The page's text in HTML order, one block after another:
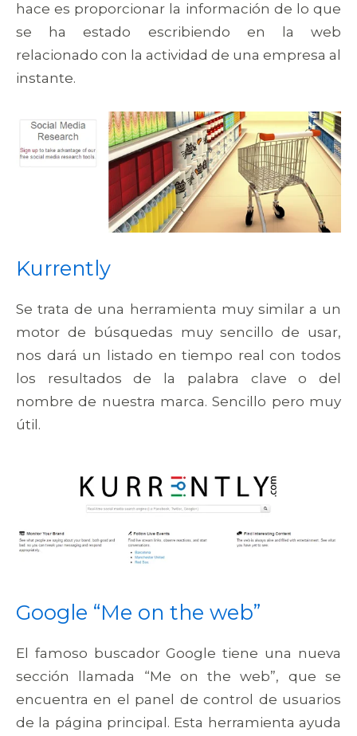
hace es proporcionar la información de lo que
se ha estado escribiendo en la web
relacionado con la actividad de una empresa al
instante.
Kurrently
Se trata de una herramienta muy similar a un
motor de búsquedas muy sencillo de usar,
nos dará un listado en tiempo real con todos
los resultados de la palabra clave o del
nombre de nuestra marca. Sencillo pero muy
útil.
Google “Me on the web”
El famoso buscador Google tiene una nueva
sección llamada “Me on the web”, que se
encuentra en el panel de control de usuarios
de la página principal. Esta herramienta ayuda